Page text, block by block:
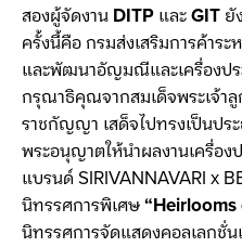
สองผู้จัดงานDITPและGITยั
ครั้งนี้คือ กรมส่งเสริมการค้าร
และพัฒนาอัญมณีและเครื่องปร
กรุณาธิคุณจากสมเด็จพระเจ้า
ราชกัญญา เสด็จไปทรงเป็นปร
พระอนุญาตให้นำผลงานเครื่อ
แบรนด์ SIRIVANNAVARI x
นิทรรศการพิเศษ
นิทรรศการจัดแสดงคอลเลกชั่